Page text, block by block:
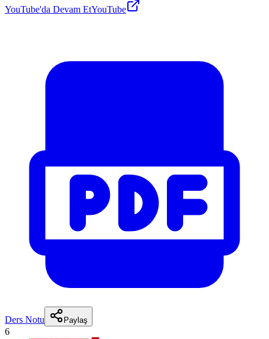
YouTube'da Devam EtYouTube
Ders Notu Paylaş
6